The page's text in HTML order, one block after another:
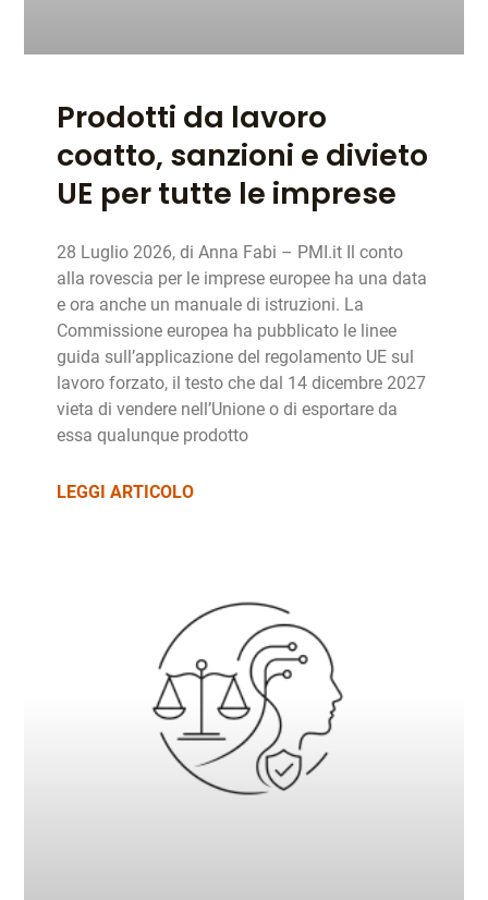
Prodotti da lavoro
coatto, sanzioni e divieto
UE per tutte le imprese
28 Luglio 2026, di Anna Fabi – PMI.it Il conto
alla rovescia per le imprese europee ha una data
e ora anche un manuale di istruzioni. La
Commissione europea ha pubblicato le linee
guida sull’applicazione del regolamento UE sul
lavoro forzato, il testo che dal 14 dicembre 2027
vieta di vendere nell’Unione o di esportare da
essa qualunque prodotto
LEGGI ARTICOLO